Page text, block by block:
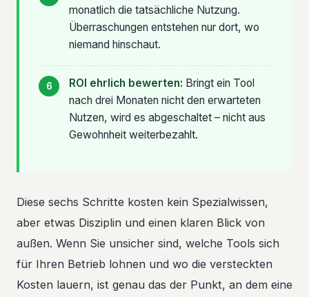
monatlich die tatsächliche Nutzung.
Überraschungen entstehen nur dort, wo
niemand hinschaut.
ROI ehrlich bewerten: Bringt ein Tool
nach drei Monaten nicht den erwarteten
Nutzen, wird es abgeschaltet – nicht aus
Gewohnheit weiterbezahlt.
Diese sechs Schritte kosten kein Spezialwissen,
aber etwas Disziplin und einen klaren Blick von
außen. Wenn Sie unsicher sind, welche Tools sich
für Ihren Betrieb lohnen und wo die versteckten
Kosten lauern, ist genau das der Punkt, an dem eine